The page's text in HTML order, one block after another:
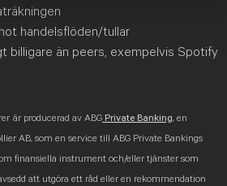
handelsflöden/tullar
billigare än peers, exempelvis Spotify
är producerad av ABG Private Banking, en
AB, som en service till ABG Private Bankings
finansiella instrument och/eller tjänster som
att utgöra ett råd eller en rekommendation